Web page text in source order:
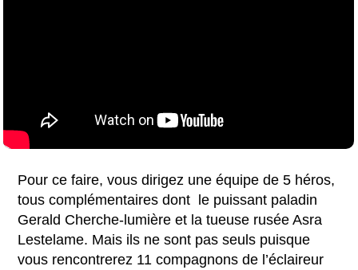
Pour ce faire, vous dirigez une équipe de 5 héros,
tous complémentaires dont le puissant paladin
Gerald Cherche-lumière et la tueuse rusée Asra
Lestelame. Mais ils ne sont pas seuls puisque
vous rencontrerez 11 compagnons de l’éclaireur